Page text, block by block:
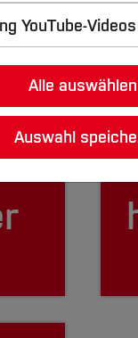
YouTube-Videos
Alle auswählen
Auswahl